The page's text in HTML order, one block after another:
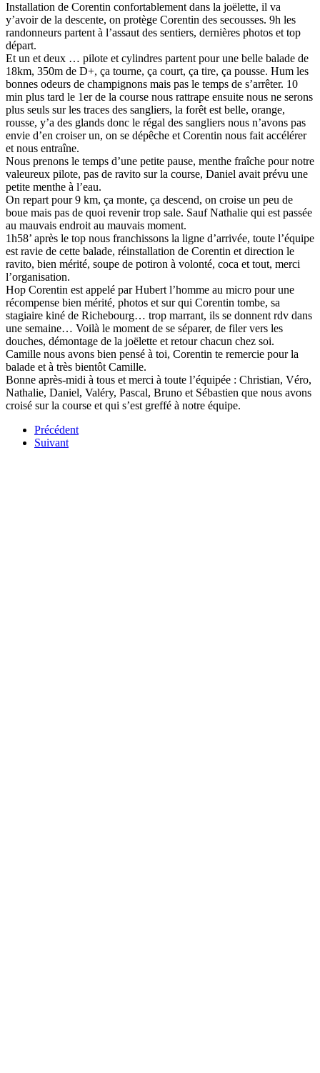
Installation de Corentin confortablement dans la joëlette, il va
y’avoir de la descente, on protège Corentin des secousses. 9h les
randonneurs partent à l’assaut des sentiers, dernières photos et top
départ.
Et un et deux … pilote et cylindres partent pour une belle balade de
18km, 350m de D+, ça tourne, ça court, ça tire, ça pousse. Hum les
bonnes odeurs de champignons mais pas le temps de s’arrêter. 10
min plus tard le 1er de la course nous rattrape ensuite nous ne serons
plus seuls sur les traces des sangliers, la forêt est belle, orange,
rousse, y’a des glands donc le régal des sangliers nous n’avons pas
envie d’en croiser un, on se dépêche et Corentin nous fait accélérer
et nous entraîne.
Nous prenons le temps d’une petite pause, menthe fraîche pour notre
valeureux pilote, pas de ravito sur la course, Daniel avait prévu une
petite menthe à l’eau.
On repart pour 9 km, ça monte, ça descend, on croise un peu de
boue mais pas de quoi revenir trop sale. Sauf Nathalie qui est passée
au mauvais endroit au mauvais moment.
1h58’ après le top nous franchissons la ligne d’arrivée, toute l’équipe
est ravie de cette balade, réinstallation de Corentin et direction le
ravito, bien mérité, soupe de potiron à volonté, coca et tout, merci
l’organisation.
Hop Corentin est appelé par Hubert l’homme au micro pour une
récompense bien mérité, photos et sur qui Corentin tombe, sa
stagiaire kiné de Richebourg… trop marrant, ils se donnent rdv dans
une semaine… Voilà le moment de se séparer, de filer vers les
douches, démontage de la joëlette et retour chacun chez soi.
Camille nous avons bien pensé à toi, Corentin te remercie pour la
balade et à très bientôt Camille.
Bonne après-midi à tous et merci à toute l’équipée : Christian, Véro,
Nathalie, Daniel, Valéry, Pascal, Bruno et Sébastien que nous avons
croisé sur la course et qui s’est greffé à notre équipe.
Précédent
Suivant